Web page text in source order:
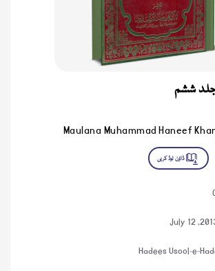
ششم
Maulana Muhammad Haneef
July 12
Hadees Usool-e-